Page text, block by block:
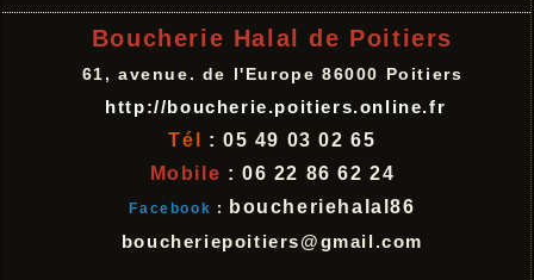
Boucherie Halal de Poitiers
61, avenue. de l'Europe 86000 Poitiers
http://boucherie.poitiers.online.fr
Tél
: 05 49 03 02 65
Mobile : 06 22 86 62 24
Facebook :
boucheriehalal86
boucheriepoitiers@gmail.com